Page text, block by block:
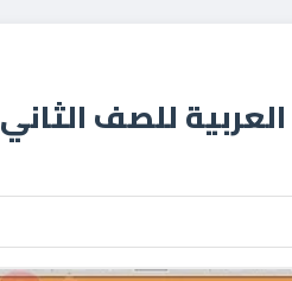
للصف الثاني